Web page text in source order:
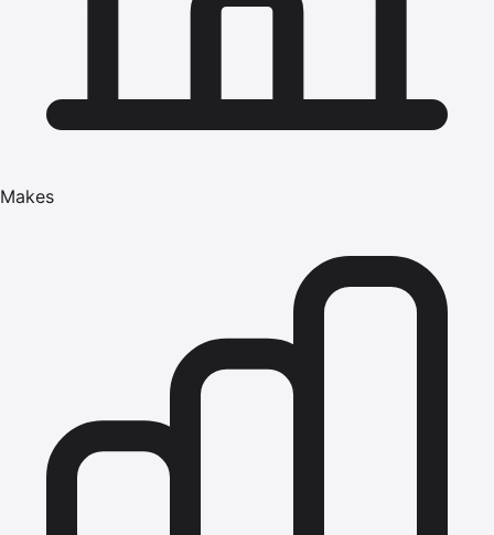
Makes